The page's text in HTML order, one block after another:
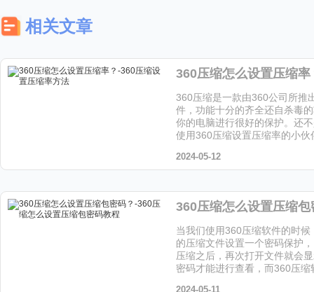
相关文章
360压缩是一款由360公司所推
件，功能十分的齐全还自杀毒
你的电脑进行很好的保护。还
使用360压缩设置压缩率的小伙
2024-05-12
当我们使用360压缩软件的时候
的压缩文件设置一个密码保护
压缩之后，再次打开文件就会
密码才能进行查看，而360压缩
2024-05-11